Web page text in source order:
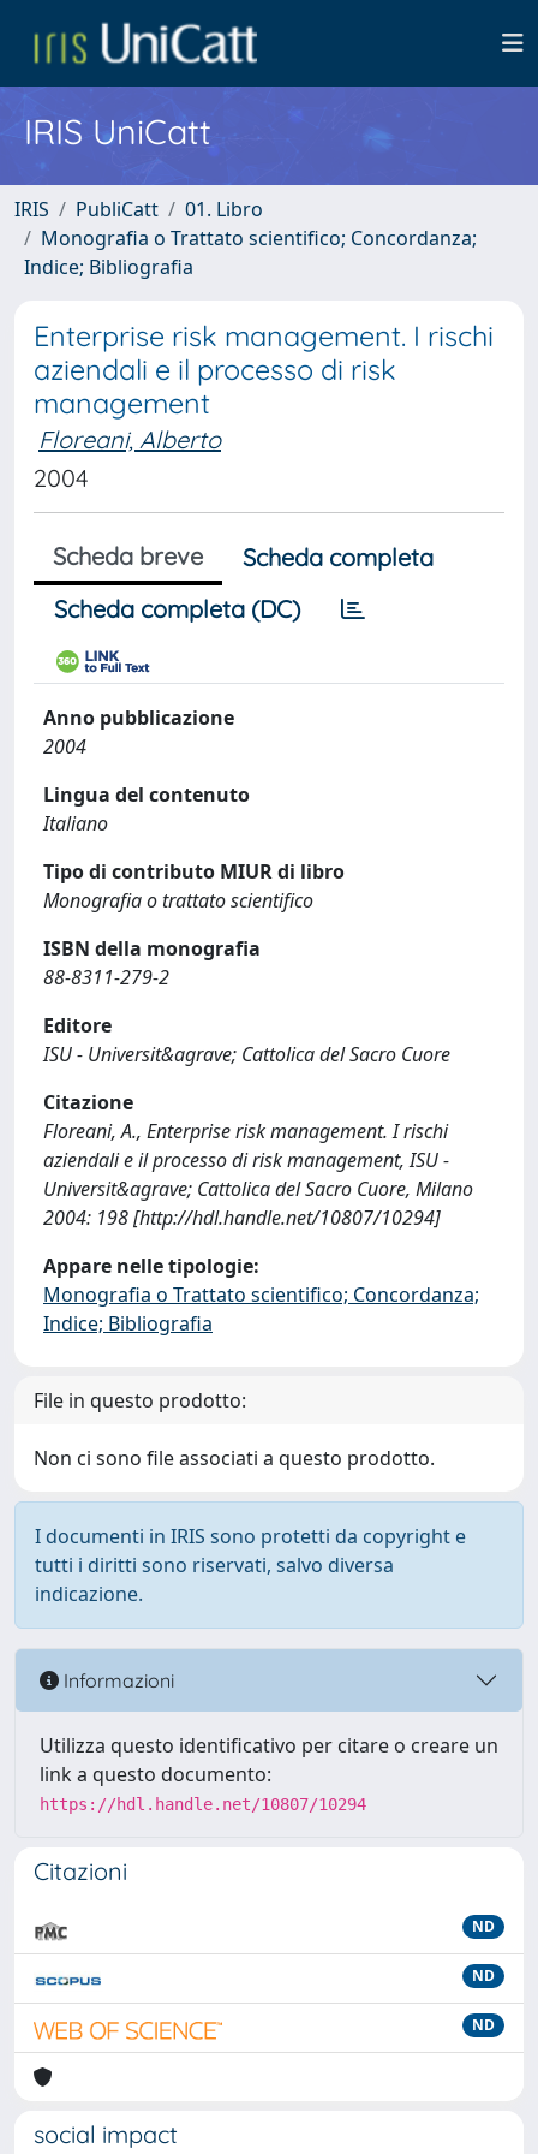
IRIS UniCatt
IRIS PubliCatt
01. Libro
Monografia o Trattato scientifico; Concordanza;
Indice; Bibliografia
Enterprise risk management. I rischi
aziendali e il processo di risk
management
Floreani, Alberto
2004
Scheda breve
Scheda completa
Scheda completa (DC)
Anno pubblicazione
2004
Lingua del contenuto
Italiano
Tipo di contributo MIUR di libro
Monografia o trattato scientifico
ISBN della monografia
88-8311-279-2
Editore
ISU - Universit&agrave; Cattolica del Sacro Cuore
Citazione
Floreani, A., Enterprise risk management. I rischi
aziendali e il processo di risk management, ISU -
Universit&agrave; Cattolica del Sacro Cuore, Milano
2004: 198 [http://hdl.handle.net/10807/10294]
Appare nelle tipologie:
Monografia o Trattato scientifico; Concordanza;
Indice; Bibliografia
File in questo prodotto:
Non ci sono file associati a questo prodotto.
I documenti in IRIS sono protetti da copyright e
tutti i diritti sono riservati, salvo diversa
indicazione.
Informazioni
Utilizza questo identificativo per citare o creare un
link a questo documento:
https://hdl.handle.net/10807/10294
Citazioni
ND
ND
ND
social impact